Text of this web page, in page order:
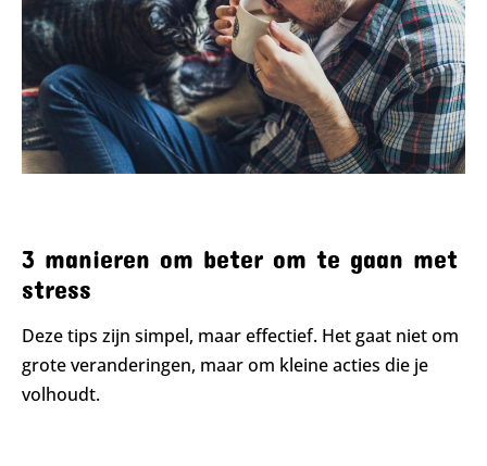
3 manieren om beter om te gaan met
stress
Deze tips zijn simpel, maar effectief. Het gaat niet om
grote veranderingen, maar om kleine acties die je
volhoudt.